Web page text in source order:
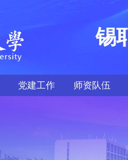
锡
党建工作 师资队伍